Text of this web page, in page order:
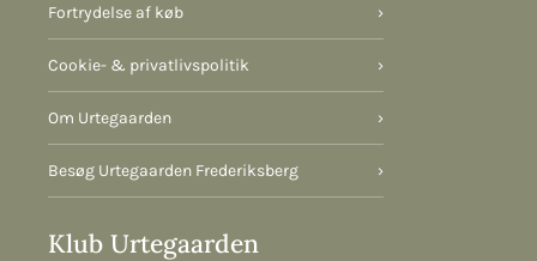
Fortrydelse af køb ›
Cookie- & privatlivspolitik ›
Om Urtegaarden ›
Besøg Urtegaarden Frederiksberg ›
Klub Urtegaarden